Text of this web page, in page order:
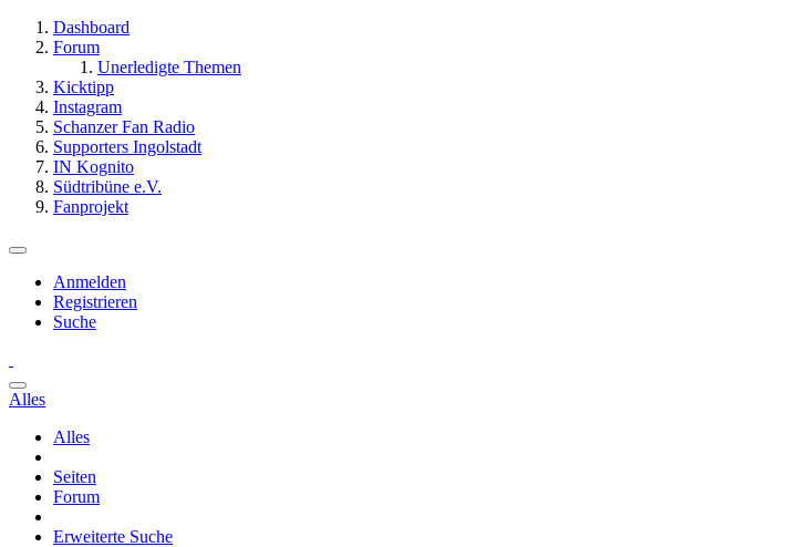
Dashboard
Forum
Unerledigte Themen
Kicktipp
Instagram
Schanzer Fan Radio
Supporters Ingolstadt
IN Kognito
Südtribüne e.V.
Fanprojekt
Anmelden
Registrieren
Suche
Alles
Alles
Seiten
Forum
Erweiterte Suche